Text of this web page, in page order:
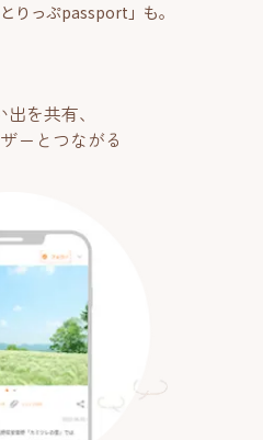
りっぷpassport」も。
を共有、
ーとつながる